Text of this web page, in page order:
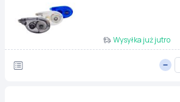
Wysyłka już jutro